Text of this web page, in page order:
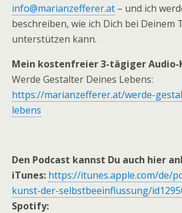
info@marianzefferer.at – und ich
beschreiben, wie ich Dich bei Deinem
unterstützen kann.
Mein kostenfreier 3-tägiger Audio-
Werde Gestalter Deines Lebens:
https://marianzefferer.at/werde-
lebens
Den Podcast kannst Du auch hier
iTunes: https://itunes.apple.com/de/
kunst-der-selbstbeeinflussung/
Spotify: